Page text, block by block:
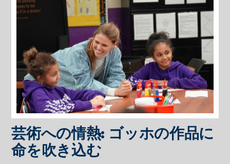
芸術への情熱: ゴッホの作品に
命を吹き込む